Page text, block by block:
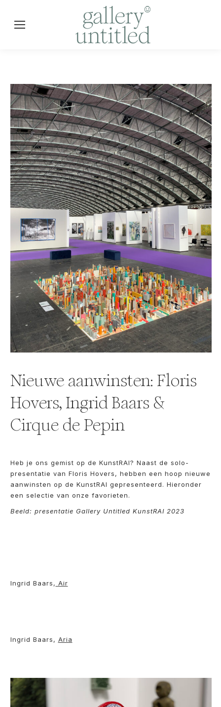
Nieuwe aanwinsten: Floris
Hovers, Ingrid Baars &
Cirque de Pepin
Heb je ons gemist op de KunstRAI? Naast de solo-
presentatie van Floris Hovers, hebben een hoop nieuwe
aanwinsten op de KunstRAI gepresenteerd. Hieronder
een selectie van onze favorieten.
Beeld: presentatie Gallery Untitled KunstRAI 2023
Ingrid Baars, Air
Ingrid Baars, Aria